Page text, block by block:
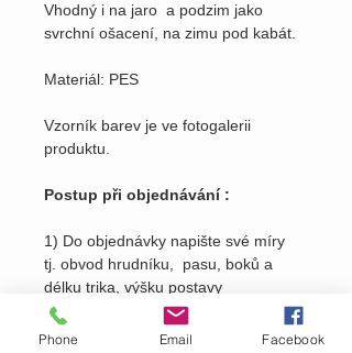
Vhodný i na jaro a podzim jako
svrchní ošacení, na zimu pod kabát.
Materiál: PES
Vzorník barev je ve fotogalerii
produktu.
Postup při objednávání :
1) Do objednávky napište své míry
tj. obvod hrudníku, pasu, boků a
délku trika, výšku postavy
2) Do objednávky napište číslo barvy
Phone Email Facebook